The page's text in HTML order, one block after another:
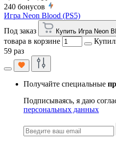
240 бонусов
Игра Neon Blood (PS5)
Под заказ
Купить Игра Neon
товара в корзине
59 раз
Получайте специальные
Подписываясь, я даю
персональных данных